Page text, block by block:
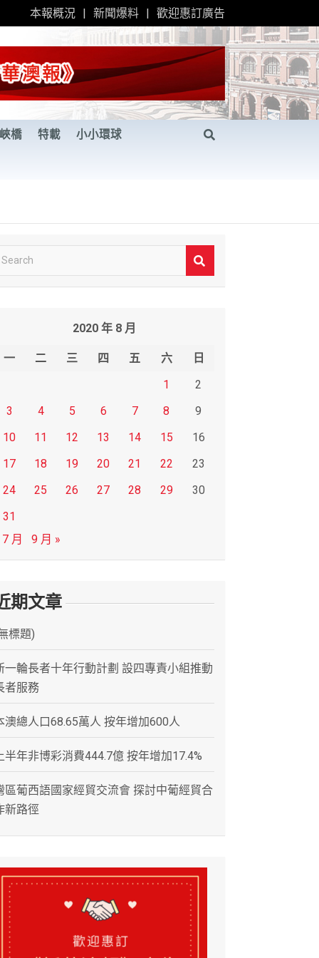
本報概況 新聞爆料 歡迎惠訂廣告
橋 特載 小小環球
2020 年 8 月
一 二 三 四 五 六
日
1
2
3
4 5 6 7 8
9
10
11 12 13 14 15
16
17
18 19 20 21 22
23
24
25 26 27 28 29
30
31
月
9 月 »
期文章
標題)
一輪長者十年行動計劃 設四專責小組推動
者服務
澳總人口68.65萬人 按年增加600人
半年非博彩消費444.7億 按年增加17.4%
區葡西語國家經貿交流會 探討中葡經貿合
新路徑